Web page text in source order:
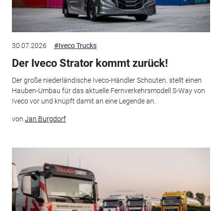
30.07.2026 #Iveco Trucks
Der Iveco Strator kommt zurück!
Der große niederländische Iveco-Händler Schouten, stellt einen
Hauben-Umbau für das aktuelle Fernverkehrsmodell S-Way von
Iveco vor und knüpft damit an eine Legende an.
von Jan Burgdorf